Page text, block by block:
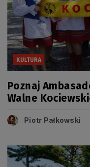
KULTURA
Poznaj
Walne
Piotr Pałkowski